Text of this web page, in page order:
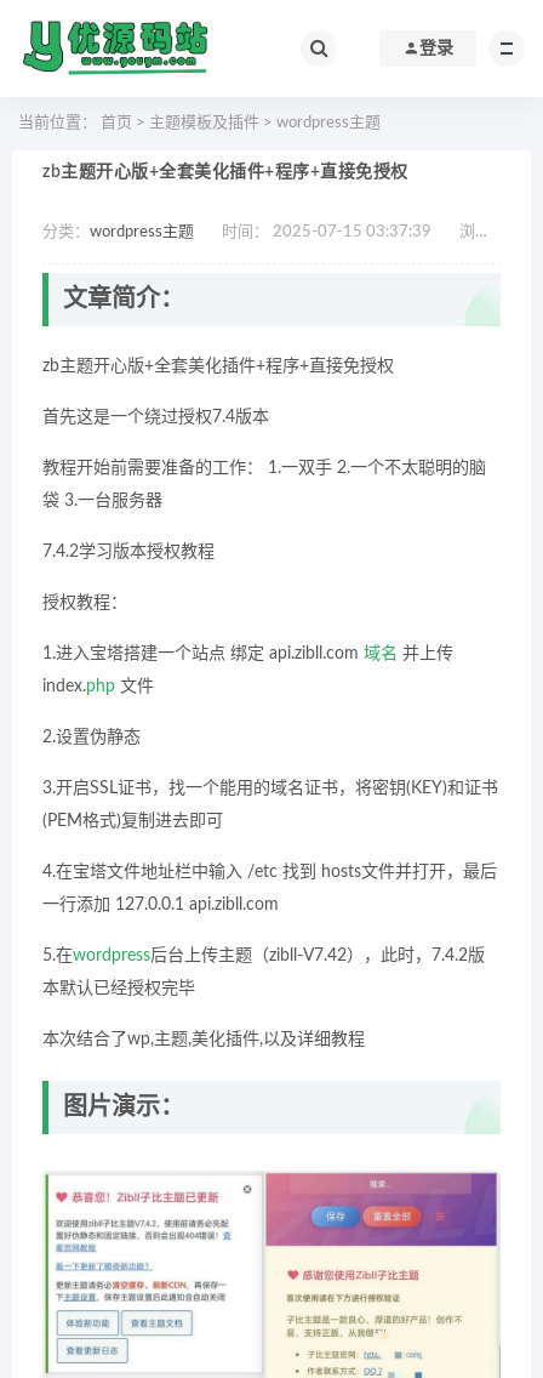
登录
当前位置： 首页 > 主题模板及插件 > wordpress主题
zb主题开心版+全套美化插件+程序+直接免授权
分类： wordpress主题 时间： 2025-07-15 03:37:39 浏览：
文章简介：
zb主题开心版+全套美化插件+程序+直接免授权
首先这是一个绕过授权7.4版本
教程开始前需要准备的工作： 1.一双手 2.一个不太聪明的脑
袋 3.一台服务器
7.4.2学习版本授权教程
授权教程：
1.进入宝塔搭建一个站点 绑定 api.zibll.com 域名 并上传
index.php 文件
2.设置伪静态
3.开启SSL证书，找一个能用的域名证书，将密钥(KEY)和证书
(PEM格式)复制进去即可
4.在宝塔文件地址栏中输入 /etc 找到 hosts文件并打开，最后
一行添加 127.0.0.1 api.zibll.com
5.在wordpress后台上传主题（zibll-V7.42），此时，7.4.2版
本默认已经授权完毕
本次结合了wp,主题,美化插件,以及详细教程
图片演示：